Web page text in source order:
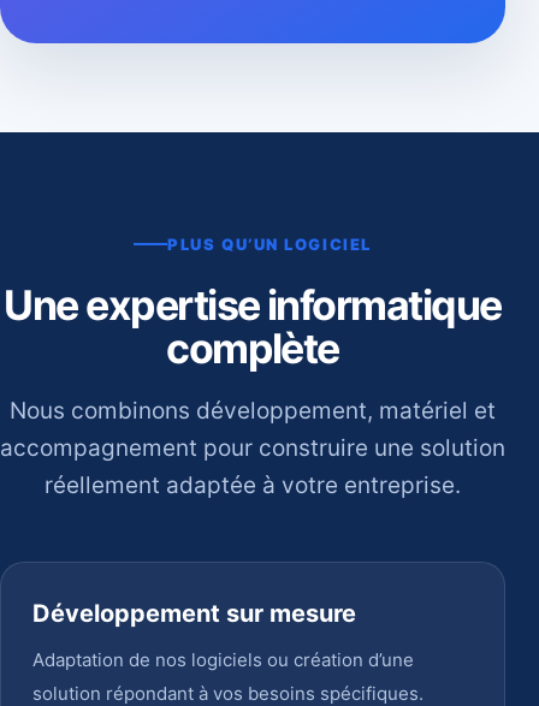
PLUS QU’UN LOGICIEL
Une expertise informatique
complète
Nous combinons développement, matériel et
accompagnement pour construire une solution
réellement adaptée à votre entreprise.
Développement sur mesure
Adaptation de nos logiciels ou création d’une
solution répondant à vos besoins spécifiques.